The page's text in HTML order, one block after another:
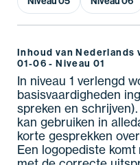
Inhoud van
01-06 - Niveau 01
In niveau 1 verlengd
basisvaardigheden
spreken en
kan gebruiken in
korte gesprekken
Een logopediste